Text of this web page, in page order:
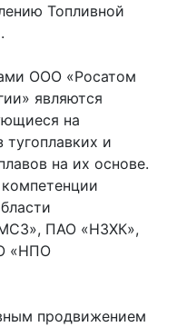
Топливной
ООО «Росатом
являются
на
и
на их основе.
ПАО «НЗХК»,
«НПО
продвижением